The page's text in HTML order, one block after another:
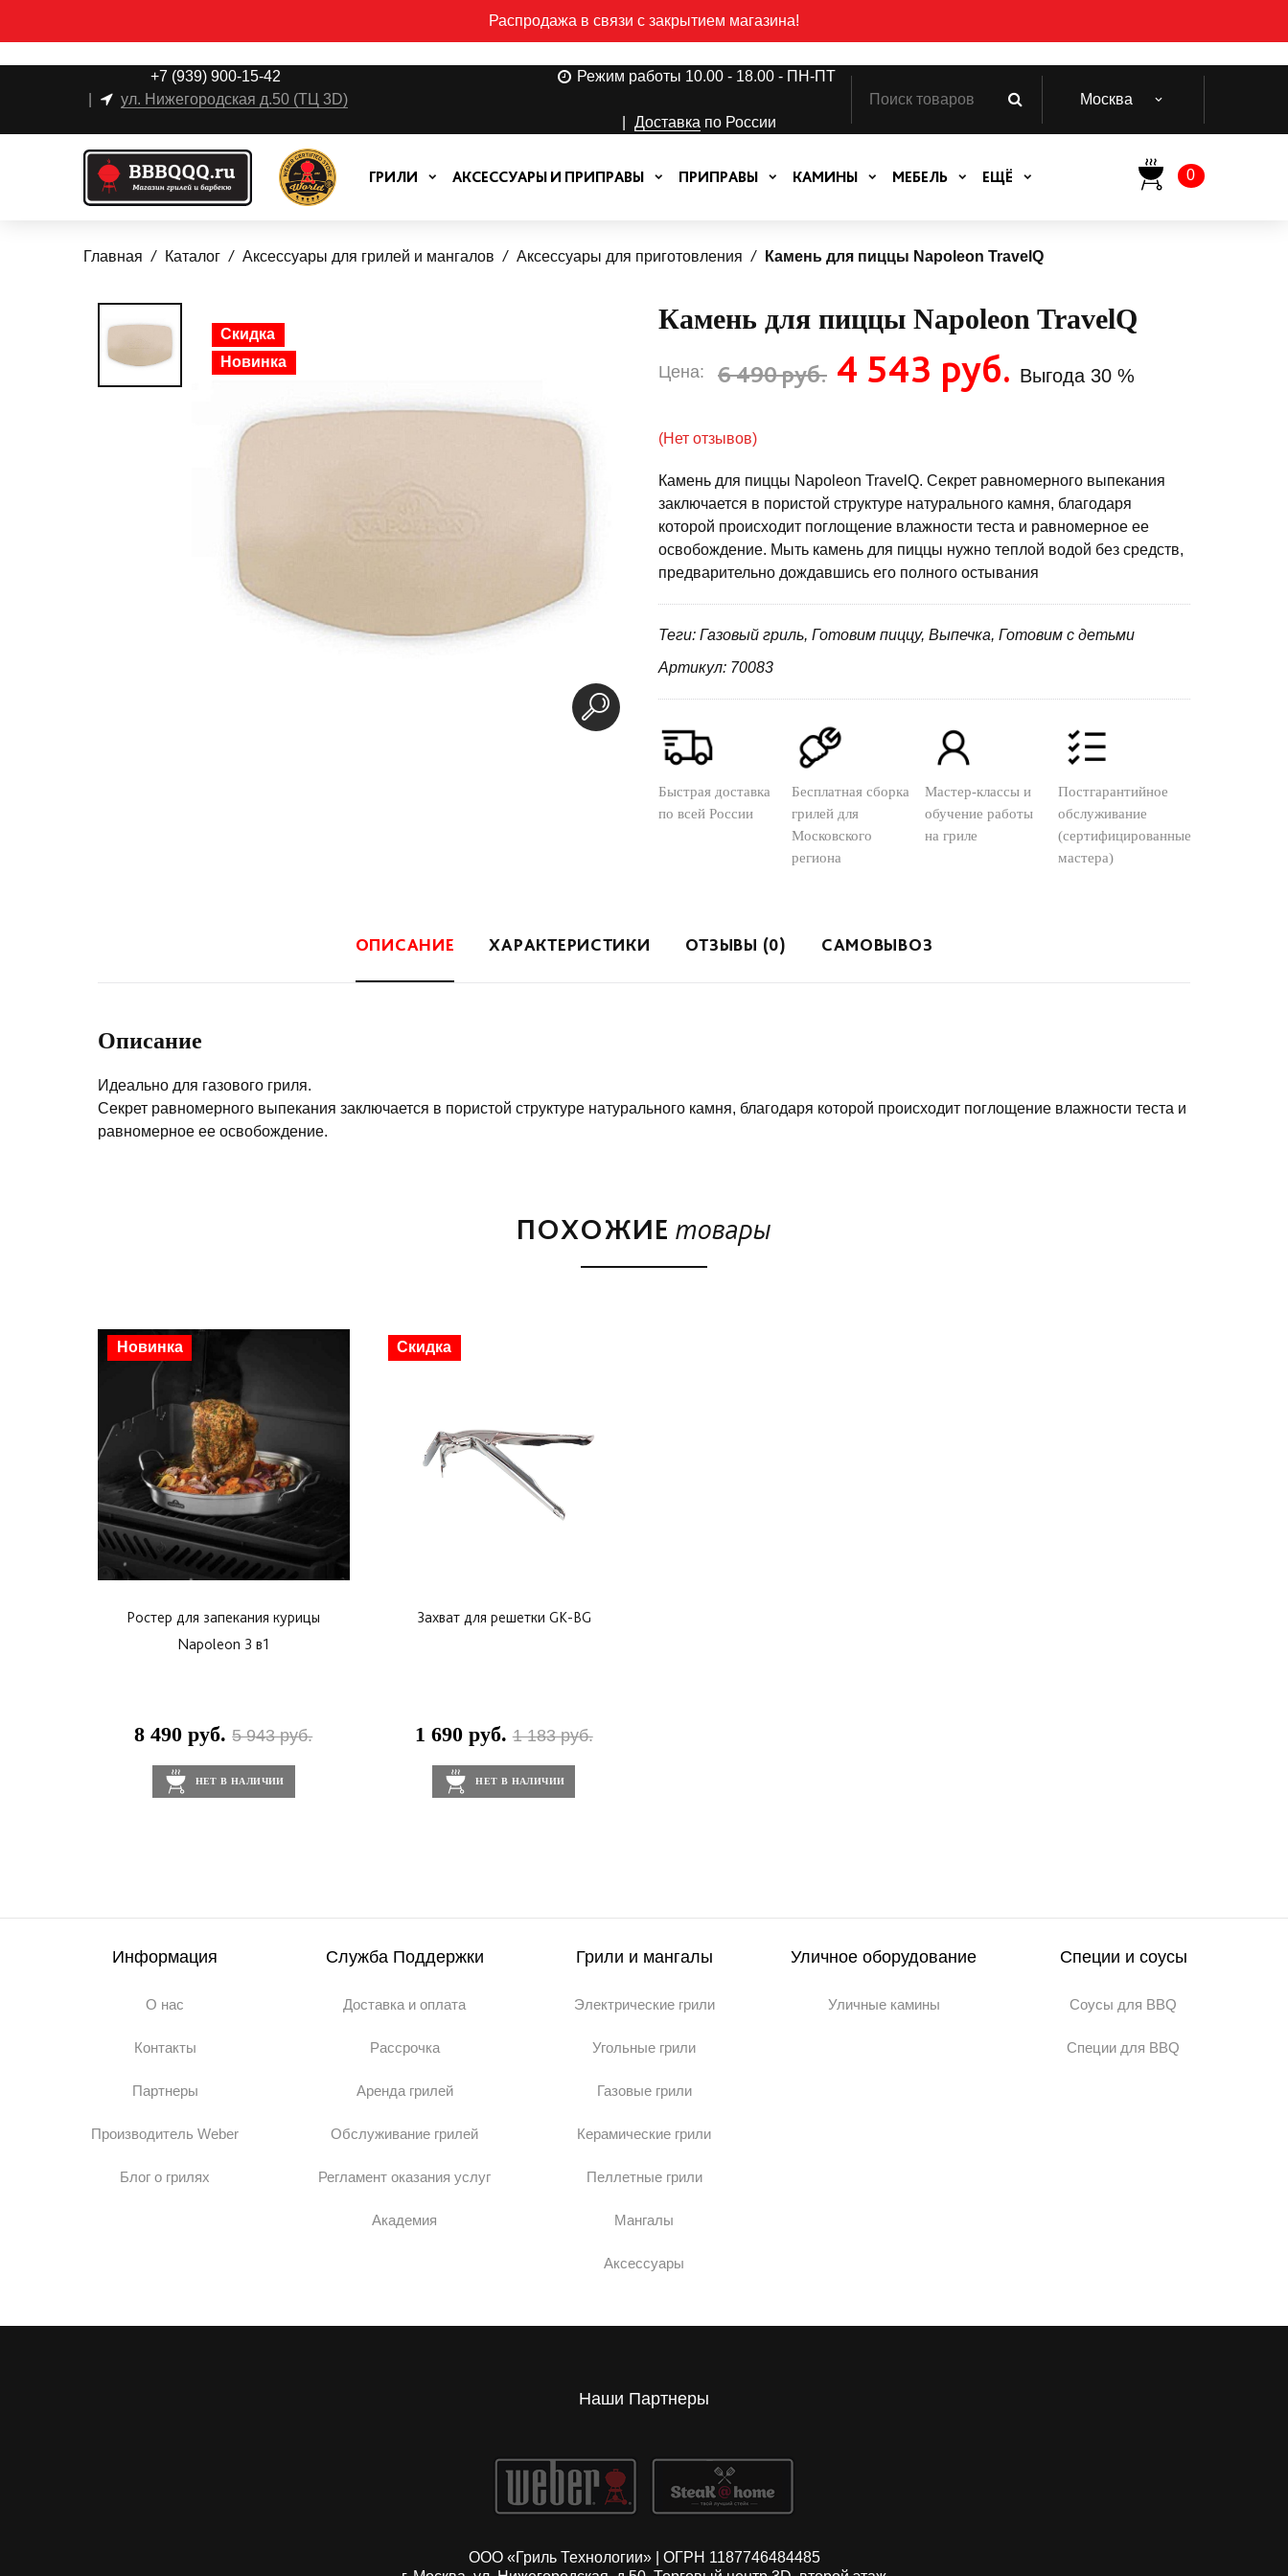
Распродажа в связи с закрытием магазина!
+7 (939) 900-15-42
ул. Нижегородская д.50 (ТЦ 3D)
Режим работы 10.00 - 18.00 - ПН-ПТ
Доставка по России
Москва
0
ГРИЛИ АКСЕССУАРЫ И ПРИПРАВЫ ПРИПРАВЫ КАМИНЫ МЕБЕЛЬ ЕЩЁ
Главная Каталог Аксессуары для грилей и мангалов Аксессуары для приготовления Камень для пиццы Napoleon TravelQ
Скидка
Новинка
Камень для пиццы Napoleon TravelQ
Цена: 6 490 руб. 4 543 руб. Выгода 30 %
(Нет отзывов)
Камень для пиццы Napoleon TravelQ. Секрет равномерного выпекания
заключается в пористой структуре натурального камня, благодаря
которой происходит поглощение влажности теста и равномерное ее
освобождение. Мыть камень для пиццы нужно теплой водой без средств,
предварительно дождавшись его полного остывания
Теги: Газовый гриль, Готовим пиццу, Выпечка, Готовим с детьми
Артикул: 70083
Быстрая доставка
по всей России
Бесплатная сборка
грилей для
Московского
региона
Мастер-классы и
обучение работы
на гриле
Постгарантийное
обслуживание
(сертифицированные
мастера)
ОПИСАНИЕ ХАРАКТЕРИСТИКИ ОТЗЫВЫ (0) САМОВЫВОЗ
Описание
Идеально для газового гриля.
Секрет равномерного выпекания заключается в пористой структуре натурального камня, благодаря которой происходит поглощение влажности теста и
равномерное ее освобождение.
ПОХОЖИЕ товары
Скидка
Новинка
Ростер для запекания курицы
Napoleon 3 в1
8 490 руб.5 943 руб.
НЕТ В НАЛИЧИИ
Скидка
Захват для решетки GK-BG
1 690 руб.1 183 руб.
НЕТ В НАЛИЧИИ
Информация
О нас
Контакты
Партнеры
Производитель Weber
Блог о грилях
Служба Поддержки
Доставка и оплата
Рассрочка
Аренда грилей
Обслуживание грилей
Регламент оказания услуг
Академия
Грили и мангалы
Электрические грили
Угольные грили
Газовые грили
Керамические грили
Пеллетные грили
Мангалы
Аксессуары
Уличное оборудование
Уличные камины
Специи и соусы
Соусы для BBQ
Специи для BBQ
Наши Партнеры
ООО «Гриль Технологии» | ОГРН 1187746484485